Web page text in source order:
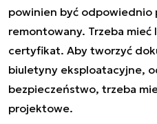
powinien być odpowiednio
remontowany. Trzeba
certyfikat. Aby tworzyć
biuletyny eksploatacyjne,
bezpieczeństwo, trzeba
projektowe.